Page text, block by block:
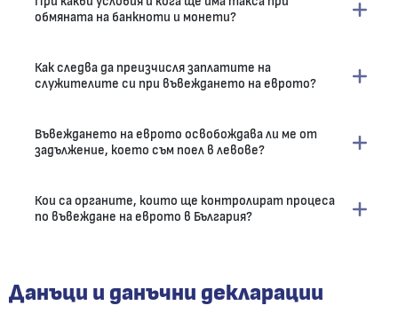
обмяната на банкноти и монети?
Как следва да преизчисля заплатите на
служителите си при въвеждането на еврото?
Въвеждането на еврото освобождава ли ме от
задължение, което съм поел в левове?
Кои са органите, които ще контролират процеса
по въвеждане на еврото в България?
Данъци и данъчни декларации